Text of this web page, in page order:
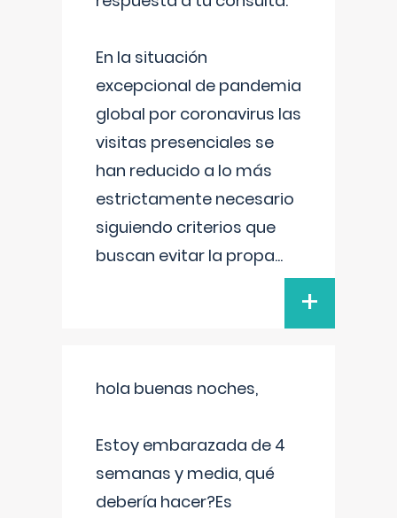
En la situación
excepcional de pandemia
global por coronavirus las
visitas presenciales se
han reducido a lo más
estrictamente necesario
siguiendo criterios que
buscan evitar la propa...
+
hola buenas noches,
Estoy embarazada de 4
semanas y media, qué
debería hacer?Es